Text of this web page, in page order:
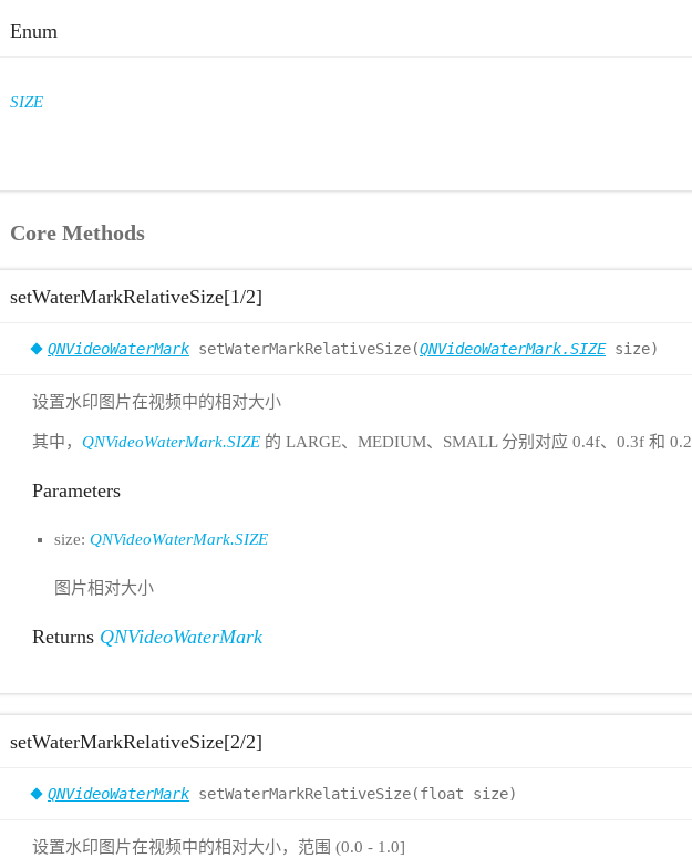
Enum
SIZE
Core Methods
setWaterMarkRelativeSize[1/2]
QNVideoWaterMark setWaterMarkRelativeSize(QNVideoWaterMark.SIZEsize)
设置水印图片在视频中的相对大小
其中， QNVideoWaterMark.SIZE 的 LARGE、MEDIUM、SMALL 分别对应 0.4f、0.3f 和
Parameters
size: QNVideoWaterMark.SIZE
图片相对大小
Returns QNVideoWaterMark
setWaterMarkRelativeSize[2/2]
QNVideoWaterMark setWaterMarkRelativeSize(float size)
设置水印图片在视频中的相对大小，范围 (0.0 - 1.0]